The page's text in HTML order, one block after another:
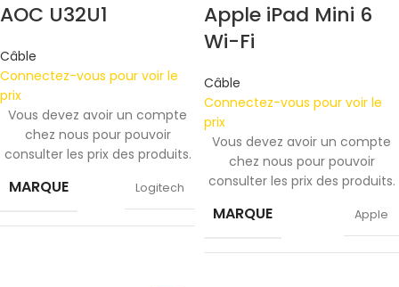
AOC U32U1
Câble
Connectez-vous pour voir le
prix
Vous devez avoir un compte
chez nous pour pouvoir
consulter les prix des produits.
MARQUE Logitech
Apple iPad Mini 6
Wi-Fi
Câble
Connectez-vous pour voir le
prix
Vous devez avoir un compte
chez nous pour pouvoir
consulter les prix des produits.
MARQUE Apple